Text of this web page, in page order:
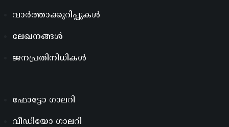
വാർത്താക്കുറിപ്പുകൾ
ലേഖനങ്ങൾ
ജനപ്രതിനിധികൾ
ഫോട്ടോ ഗാലറി
വീഡിയോ ഗാലറി